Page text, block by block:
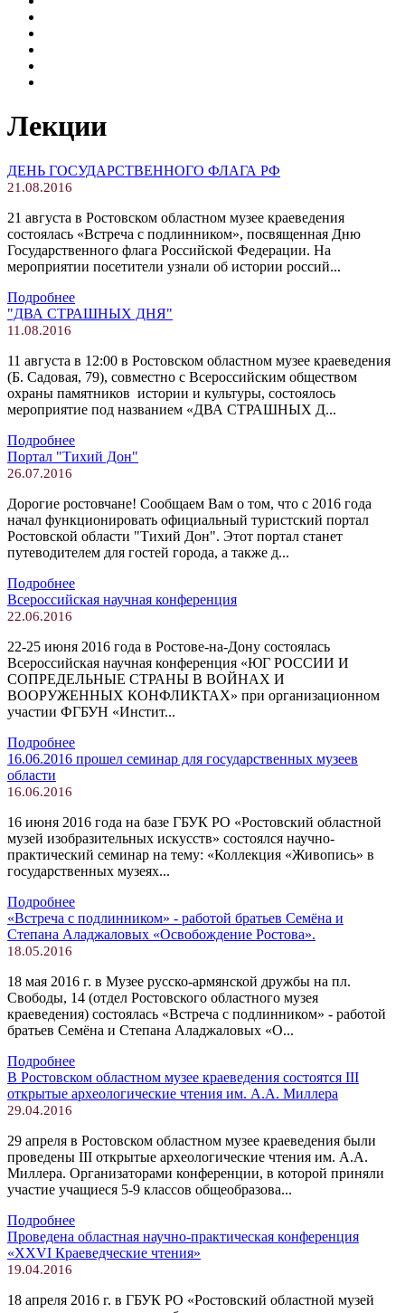
Лекции
ДЕНЬ ГОСУДАРСТВЕННОГО ФЛАГА РФ
21.08.2016
21 августа в Ростовском областном музее краеведения
состоялась «Встреча с подлинником», посвященная Дню
Государственного флага Российской Федерации. На
мероприятии посетители узнали об истории россий...
Подробнее
"ДВА СТРАШНЫХ ДНЯ"
11.08.2016
11 августа в 12:00 в Ростовском областном музее краеведения
(Б. Садовая, 79), совместно с Всероссийским обществом
охраны памятников истории и культуры, состоялось
мероприятие под названием «ДВА СТРАШНЫХ Д...
Подробнее
Портал "Тихий Дон"
26.07.2016
Дорогие ростовчане! Сообщаем Вам о том, что с 2016 года
начал функционировать официальный туристский портал
Ростовской области "Тихий Дон". Этот портал станет
путеводителем для гостей города, а также д...
Подробнее
Всероссийская научная конференция
22.06.2016
22-25 июня 2016 года в Ростове-на-Дону состоялась
Всероссийская научная конференция «ЮГ РОССИИ И
СОПРЕДЕЛЬНЫЕ СТРАНЫ В ВОЙНАХ И
ВООРУЖЕННЫХ КОНФЛИКТАХ» при организационном
участии ФГБУН «Инстит...
Подробнее
16.06.2016 прошел семинар для государственных музеев
области
16.06.2016
16 июня 2016 года на базе ГБУК РО «Ростовский областной
музей изобразительных искусств» состоялся научно-
практический семинар на тему: «Коллекция «Живопись» в
государственных музеях...
Подробнее
«Встреча с подлинником» - работой братьев Семёна и
Степана Аладжаловых «Освобождение Ростова».
18.05.2016
18 мая 2016 г. в Музее русско-армянской дружбы на пл.
Свободы, 14 (отдел Ростовского областного музея
краеведения) состоялась «Встреча с подлинником» - работой
братьев Семёна и Степана Аладжаловых «О...
Подробнее
В Ростовском областном музее краеведения состоятся III
открытые археологические чтения им. А.А. Миллера
29.04.2016
29 апреля в Ростовском областном музее краеведения были
проведены III открытые археологические чтения им. А.А.
Миллера. Организаторами конференции, в которой приняли
участие учащиеся 5-9 классов общеобразова...
Подробнее
Проведена областная научно-практическая конференция
«ХХVI Краеведческие чтения»
19.04.2016
18 апреля 2016 г. в ГБУК РО «Ростовский областной музей